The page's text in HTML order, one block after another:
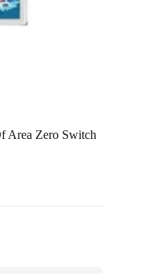
Area Zero Switch